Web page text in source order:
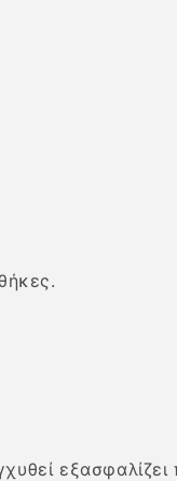
εξασφαλίζει